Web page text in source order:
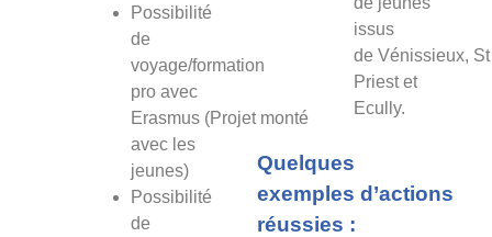
Possibilité
de
voyage/formation
pro avec
Erasmus (Projet monté
avec les
jeunes)
Possibilité
de
issus
de Vénissieux, St
Priest et
Ecully.
Quelques
exemples d’actions
réussies :